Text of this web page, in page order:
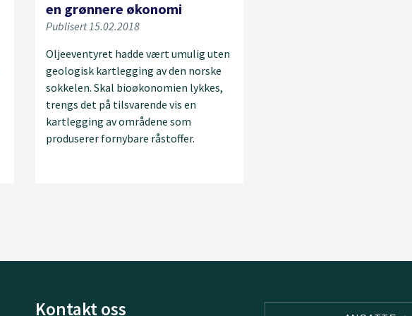
en grønnere økonomi
Publisert 15.02.2018
Oljeeventyret hadde vært umulig uten
geologisk kartlegging av den norske
sokkelen. Skal bioøkonomien lykkes,
trengs det på tilsvarende vis en
kartlegging av områdene som
produserer fornybare råstoffer.
Kontakt oss